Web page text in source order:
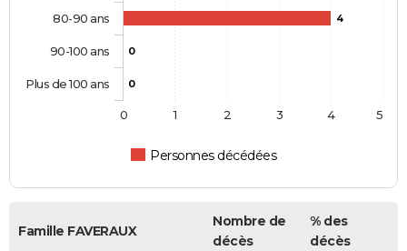
4
0
0
Personnes décédées
80-90 ans
90-100 ans
Plus de 100 ans
0 1 2 3 4 5
Famille FAVERAUX
Nombre de
décès
% des
décès